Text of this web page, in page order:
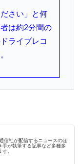
さい」と何
は約2分間の
ライブレコ
信社が配信するニュースのほ
手が執筆する記事など多種多
。